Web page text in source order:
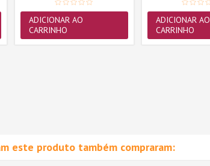
ADICIONAR AO
CARRINHO
ADICIONAR AO
CARRINHO
este produto também compraram: